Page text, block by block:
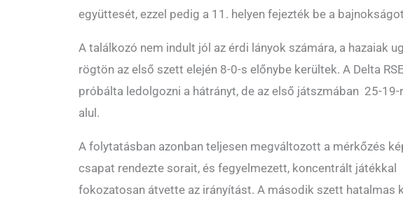
együttesét, ezzel pedig a 11. helyen fejezték be a
A találkozó nem indult jól az érdi lányok számára, a hazaiak
rögtön az első szett elején 8-0-s előnybe kerültek. A Delta
próbálta ledolgozni a hátrányt, de az első játszmában 25-
alul.
A folytatásban azonban teljesen megváltozott a mérkőzés
csapat rendezte sorait, és fegyelmezett, koncentrált játékkal
fokozatosan átvette az irányítást. A második szett hatalmas